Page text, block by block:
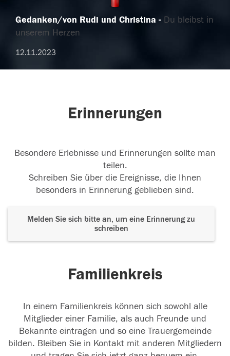
Gedanken/von Rudi und Christina
Du bleibst in
unserem Herzen
12.11.2023
Erinnerungen
Besondere Erlebnisse und Erinnerungen sollte man
teilen.
Schreiben Sie über die Ereignisse, die Ihnen
besonders in Erinnerung geblieben sind.
Melden Sie sich bitte an, um eine Erinnerung zu
schreiben
Familienkreis
In einem Familienkreis können sich sowohl alle
Mitglieder einer Familie, als auch Freunde und
Bekannte eintragen und so eine Trauergemeinde
bilden. Bleiben Sie in Kontakt mit anderen Mitgliedern